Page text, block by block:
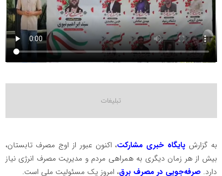
به گزارش پایگاه خبری مشارکت، اکنون عبور از اوج مصرف تابستان،
بیش از هر زمان دیگری به همراهی مردم و مدیریت مصرف انرژی نیاز
دارد.صرفه‌جویی در مصرف برق، امروز یک مسئولیت ملی است.